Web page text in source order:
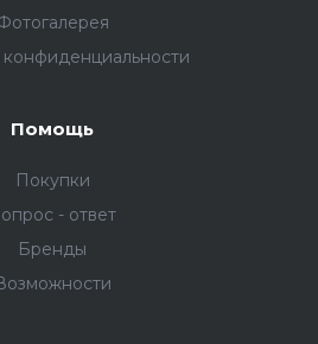
Помощь
Покупки
- ответ
Бренды